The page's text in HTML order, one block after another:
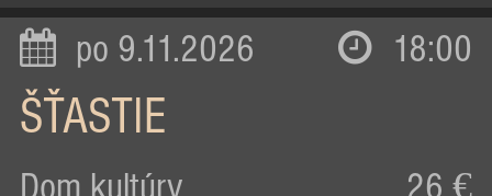
po 9.11.2026 18:00
ŠŤASTIE
Dom kultúry 26 €